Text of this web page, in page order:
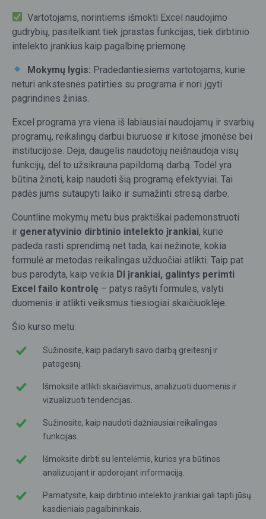
Vartotojams, norintiems išmokti Excel naudojimo
gudrybių, pasitelkiant tiek įprastas funkcijas, tiek dirbtinio
intelekto įrankius kaip pagalbinę priemonę.
Mokymų lygis: Pradedantiesiems vartotojams, kurie
neturi ankstesnės patirties su programa ir nori įgyti
pagrindines žinias.
Excel programa yra viena iš labiausiai naudojamų ir svarbių
programų, reikalingų darbui biuruose ir kitose įmonėse bei
institucijose. Deja, daugelis naudotojų neišnaudoja visų
funkcijų, dėl to užsikrauna papildomą darbą. Todėl yra
būtina žinoti, kaip naudoti šią programą efektyviai. Tai
padės jums sutaupyti laiko ir sumažinti stresą darbe.
Countline mokymų metu bus praktiškai pademonstruoti
ir generatyvinio dirbtinio intelekto įrankiai, kurie
padeda rasti sprendimą net tada, kai nežinote, kokia
formulė ar metodas reikalingas užduočiai atlikti. Taip pat
bus parodyta, kaip veikia DI įrankiai, galintys perimti
Excel failo kontrolę – patys rašyti formules, valyti
duomenis ir atlikti veiksmus tiesiogiai skaičiuoklėje.
Šio kurso metu:
Sužinosite, kaip padaryti savo darbą greitesnį ir
patogesnį.
Išmoksite atlikti skaičiavimus, analizuoti duomenis ir
vizualizuoti tendencijas.
Sužinosite, kaip naudoti dažniausiai reikalingas
funkcijas.
Išmoksite dirbti su lentelėmis, kurios yra būtinos
analizuojant ir apdorojant informaciją.
Pamatysite, kaip dirbtinio intelekto įrankiai gali tapti jūsų
kasdieniais pagalbininkais.